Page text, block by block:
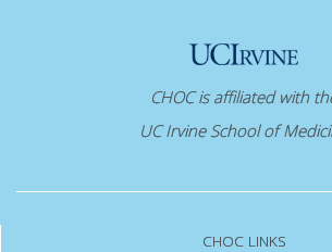
CHOC is affiliated with
UC Irvine School of
CHOC LINKS